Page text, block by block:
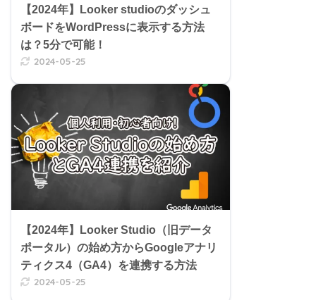
【2024年】Looker studioのダッシュ
ボードをWordPressに表示する方法
は？5分で可能！
2024-05-25
【2024年】Looker Studio（旧データ
ポータル）の始め方からGoogleアナリ
ティクス4（GA4）を連携する方法
2024-05-25